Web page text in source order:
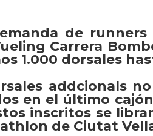
de
Carrera
1.000 dorsales
addcionals
en el último
inscritos se
de Ciutat